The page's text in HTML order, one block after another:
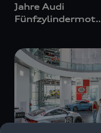
Jahre Audi
Fünfzylindermoto
g im Audi
museum mobile